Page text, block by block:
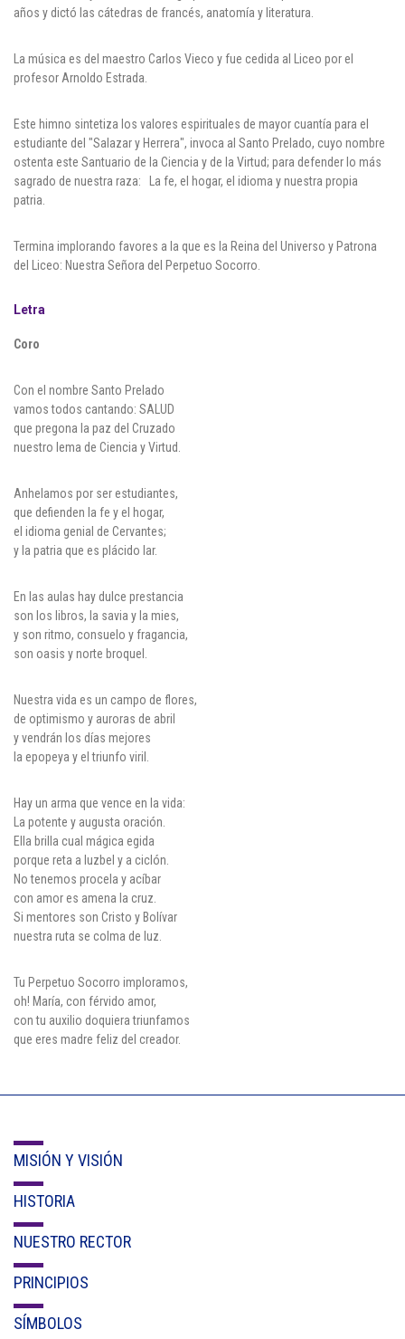
años y dictó las cátedras de francés, anatomía y literatura.
La música es del maestro Carlos Vieco y fue cedida al Liceo por el
profesor Arnoldo Estrada.
Este himno sintetiza los valores espirituales de mayor cuantía para el
estudiante del "Salazar y Herrera", invoca al Santo Prelado, cuyo nombre
ostenta este Santuario de la Ciencia y de la Virtud; para defender lo más
sagrado de nuestra raza: La fe, el hogar, el idioma y nuestra propia
patria.
Termina implorando favores a la que es la Reina del Universo y Patrona
del Liceo: Nuestra Señora del Perpetuo Socorro.
Letra
Coro
Con el nombre Santo Prelado
vamos todos cantando: SALUD
que pregona la paz del Cruzado
nuestro lema de Ciencia y Virtud.
Anhelamos por ser estudiantes,
que defienden la fe y el hogar,
el idioma genial de Cervantes;
y la patria que es plácido lar.
En las aulas hay dulce prestancia
son los libros, la savia y la mies,
y son ritmo, consuelo y fragancia,
son oasis y norte broquel.
Nuestra vida es un campo de flores,
de optimismo y auroras de abril
y vendrán los días mejores
la epopeya y el triunfo viril.
Hay un arma que vence en la vida:
La potente y augusta oración.
Ella brilla cual mágica egida
porque reta a luzbel y a ciclón.
No tenemos procela y acíbar
con amor es amena la cruz.
Si mentores son Cristo y Bolívar
nuestra ruta se colma de luz.
Tu Perpetuo Socorro imploramos,
oh! María, con férvido amor,
con tu auxilio doquiera triunfamos
que eres madre feliz del creador.
MISIÓN Y VISIÓN
HISTORIA
NUESTRO RECTOR
PRINCIPIOS
SÍMBOLOS